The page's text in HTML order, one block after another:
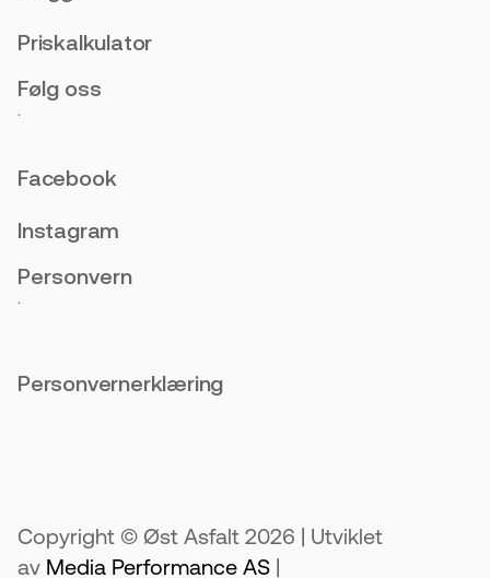
Priskalkulator
Følg oss
.
Facebook
Instagram
Personvern
.
Personvernerklæring
Copyright © Øst Asfalt 2026 | Utviklet
av Media Performance AS |